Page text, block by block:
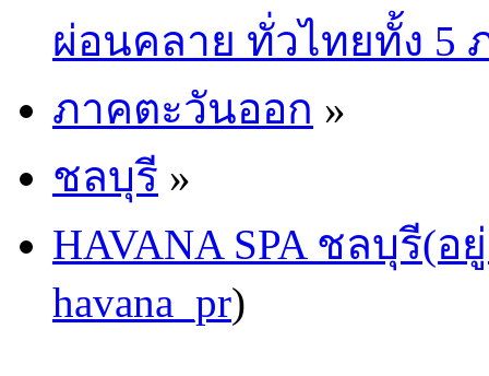
ผ่อนคลาย ทั่วไทยทั้ง 5
ภาคตะวันออก »
ชลบุรี »
HAVANA SPA ชลบุรี(
havana_pr)